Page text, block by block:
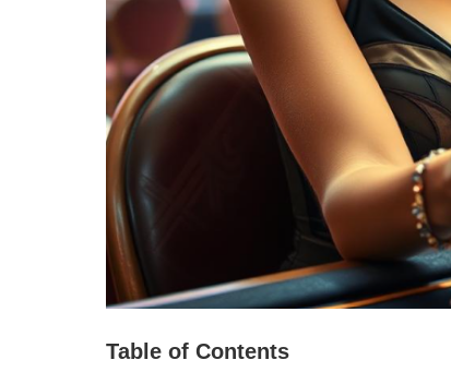
Table of Contents